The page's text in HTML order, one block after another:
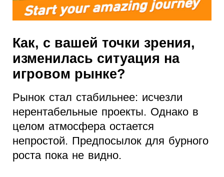
Как, с вашей точки зрения,
изменилась ситуация на
игровом рынке?
Рынок стал стабильнее: исчезли
нерентабельные проекты. Однако в
целом атмосфера остается
непростой. Предпосылок для бурного
роста пока не видно.